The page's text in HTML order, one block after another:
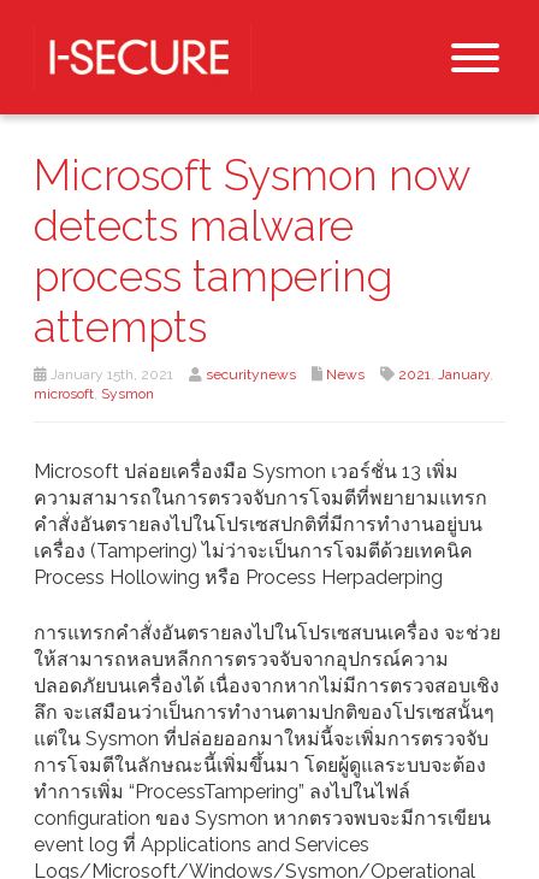
Microsoft Sysmon now
detects malware
process tampering
attempts
January 15th, 2021 securitynews News 2021, January,
microsoft, Sysmon
Microsoft ปล่อยเครื่องมือ Sysmon เวอร์ชั่น 13 เพิ่ม
ความสามารถในการตรวจจับการโจมตีที่พยายามแทรก
คำสั่งอันตรายลงไปในโปรเซสปกติที่มีการทำงานอยู่บน
เครื่อง (Tampering) ไม่ว่าจะเป็นการโจมตีด้วยเทคนิค
Process Hollowing หรือ Process Herpaderping
การแทรกคำสั่งอันตรายลงไปในโปรเซสบนเครื่อง จะช่วย
ให้สามารถหลบหลีกการตรวจจับจากอุปกรณ์ความ
ปลอดภัยบนเครื่องได้ เนื่องจากหากไม่มีการตรวจสอบเชิง
ลึก จะเสมือนว่าเป็นการทำงานตามปกติของโปรเซสนั้นๆ
แต่ใน Sysmon ที่ปล่อยออกมาใหม่นี้จะเพิ่มการตรวจจับ
การโจมตีในลักษณะนี้เพิ่มขึ้นมา โดยผู้ดูแลระบบจะต้อง
ทำการเพิ่ม “ProcessTampering” ลงไปในไฟล์
configuration ของ Sysmon หากตรวจพบจะมีการเขียน
event log ที่ Applications and Services
Logs/Microsoft/Windows/Sysmon/Operational